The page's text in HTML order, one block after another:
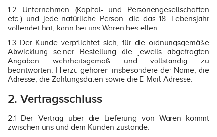
1.2 Unternehmen (Kapital- und Personengesellschaften
etc.) und jede natürliche Person, die das 18. Lebensjahr
vollendet hat, kann bei uns Waren bestellen.
1.3 Der Kunde verpflichtet sich, für die ordnungsgemäße
Abwicklung seiner Bestellung die jeweils abgefragten
Angaben wahrheitsgemäß und vollständig zu
beantworten. Hierzu gehören insbesondere der Name, die
Adresse, die Zahlungsdaten sowie die E-Mail-Adresse.
2. Vertragsschluss
2.1 Der Vertrag über die Lieferung von Waren kommt
zwischen uns und dem Kunden zustande.